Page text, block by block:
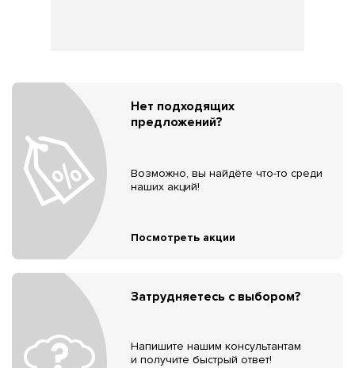
Нет подходящих
предложений?
Возможно, вы найдёте что-то среди
наших акций!
Посмотреть акции
Затрудняетесь с выбором?
Напишите нашим консультантам
и получите быстрый ответ!